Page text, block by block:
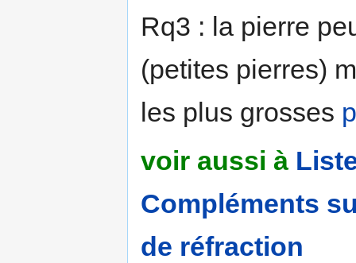
Rq3 : la pierre
(petites pierres)
les plus grosses
voir aussi à
Compléments
de réfraction